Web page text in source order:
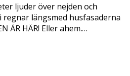
ljuder över nejden och
längsmed husfasaderna
ÄR HÄR! Eller ahem.…